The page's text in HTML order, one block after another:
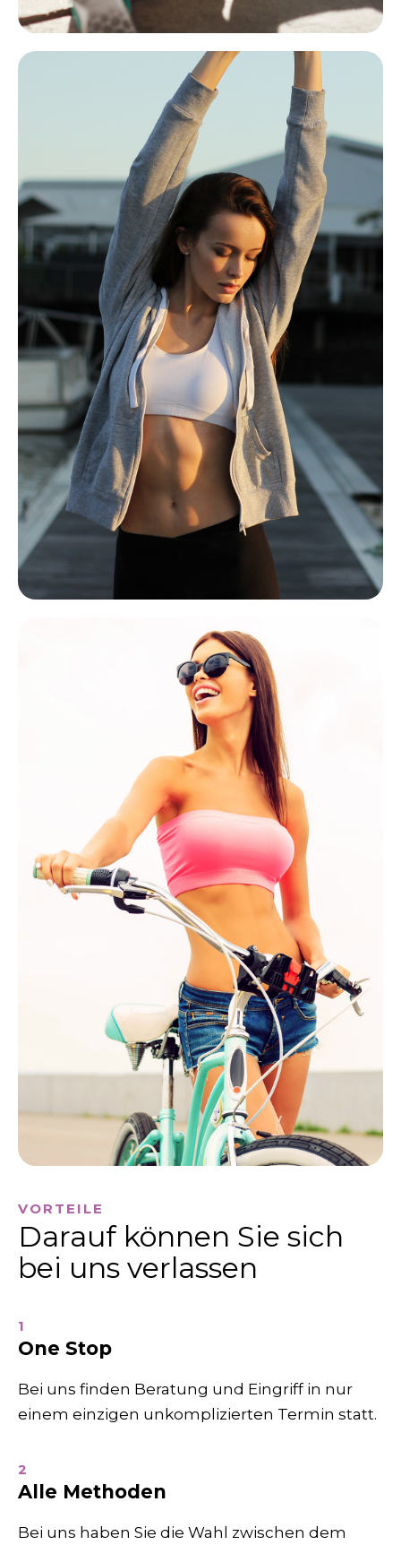
VORTEILE
Darauf können Sie sich
bei uns verlassen
1
One Stop
Bei uns finden Beratung und Eingriff in nur
einem einzigen unkomplizierten Termin statt.
2
Alle Methoden
Bei uns haben Sie die Wahl zwischen dem